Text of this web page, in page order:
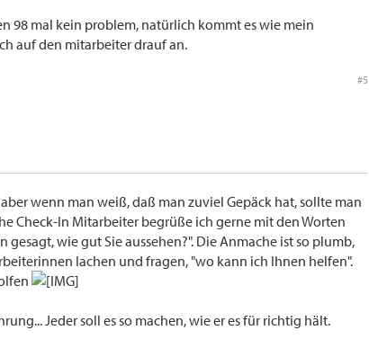
98 mal kein problem, natürlich kommt es wie mein
auf den mitarbeiter drauf an.
#5
wenn man weiß, daß man zuviel Gepäck hat, sollte man
Check-In Mitarbeiter begrüße ich gerne mit den Worten
wie gut Sie aussehen?". Die Anmache ist so plumb,
lachen und fragen, "wo kann ich Ihnen helfen".
Jeder soll es so machen, wie er es für richtig hält.